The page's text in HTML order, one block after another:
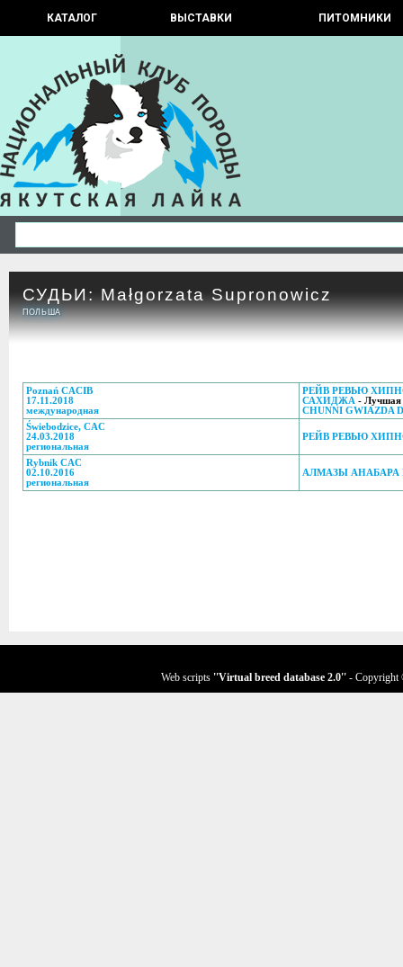
КАТАЛОГ ВЫСТАВКИ ПИТОМНИКИ
СУДЬИ: Małgorzata Supronowicz
ПОЛЬША
Poznań CACIB
17.11.2018
международная
РЕЙВ РЕВЬЮ
САХИДЖА - Лучшая
CHUNNI GWIAZDA
Świebodzice, CAC
24.03.2018
региональная
РЕЙВ РЕВЬЮ
Rybnik CAC
02.10.2016
региональная
АЛМАЗЫ АНАБАРА
Web scripts ''Virtual breed database 2.0'' - Copyright